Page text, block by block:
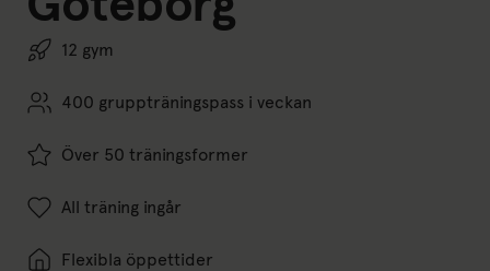
12 gym
400 gruppträningspass i veckan
Över 50 träningsformer
All träning ingår
Flexibla öppettider